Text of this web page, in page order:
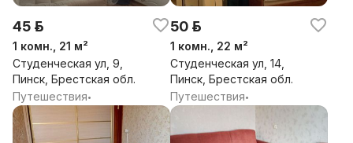
45 р.
1 комн., 21 м²
Студенческая ул, 9,
Пинск, Брестская обл.
Путешествия•
50 р.
1 комн., 22 м²
Студенческая ул, 14,
Пинск, Брестская обл.
Путешествия•